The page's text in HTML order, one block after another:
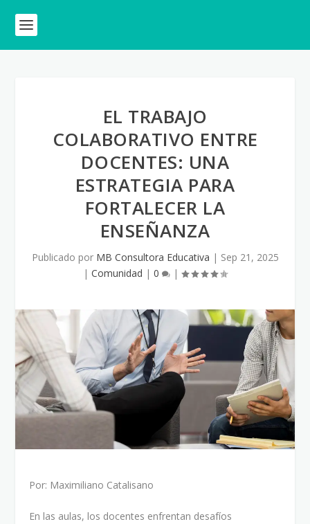
EL TRABAJO
COLABORATIVO ENTRE
DOCENTES: UNA
ESTRATEGIA PARA
FORTALECER LA
ENSEÑANZA
Publicado por MB Consultora Educativa | Sep 21, 2025
| Comunidad | 0 |
Por: Maximiliano Catalisano
En las aulas, los docentes enfrentan desafíos